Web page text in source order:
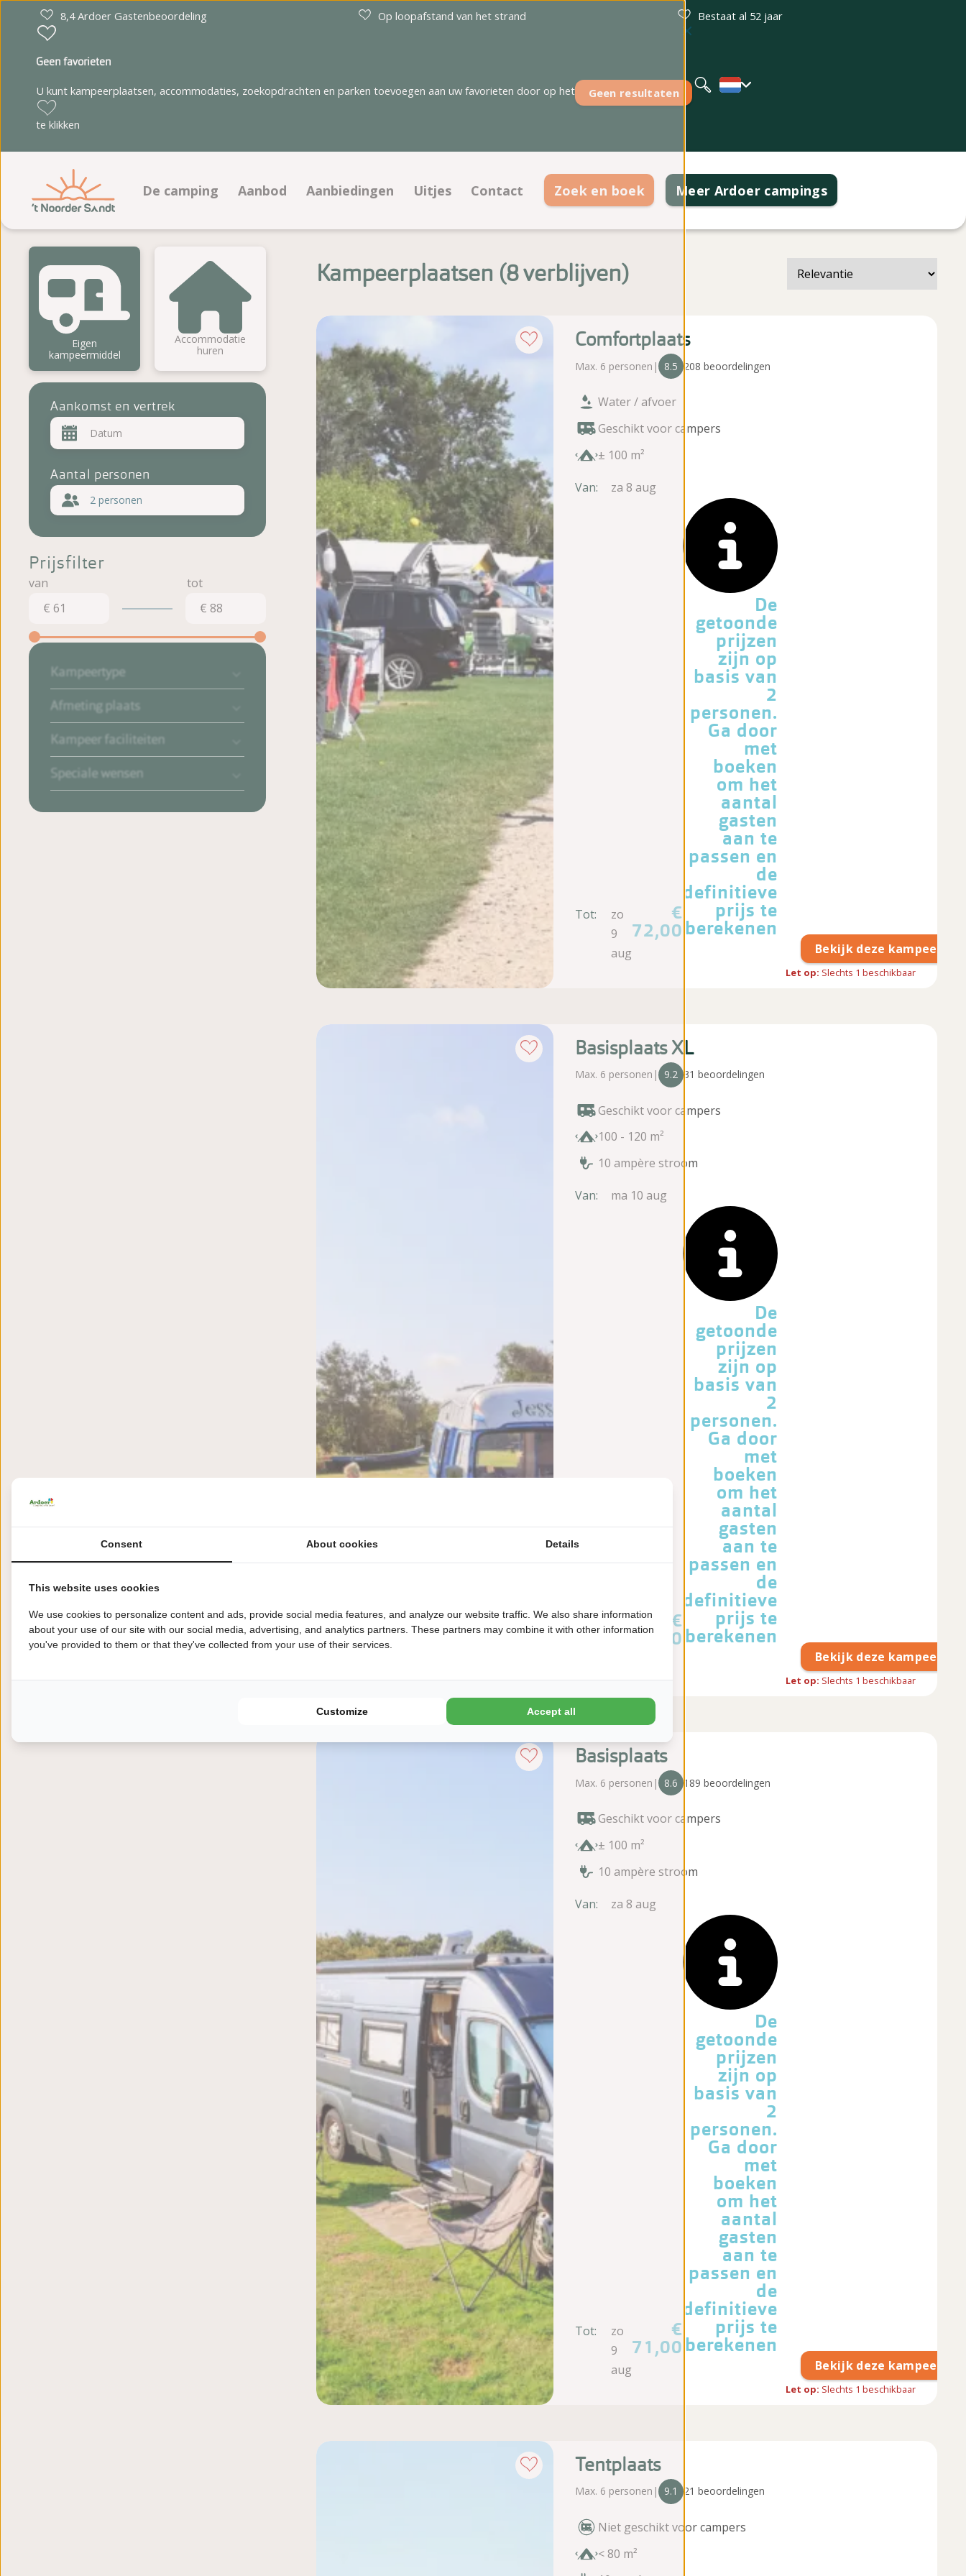
8,4 Ardoer Gastenbeoordeling Op loopafstand van het strand Bestaat al 52 jaar
Geen resultaten
Geen favorieten
U kunt kampeerplaatsen, accommodaties, zoekopdrachten en parken toevoegen aan uw favorieten door op het
te klikken
English
De camping
Faciliteiten
Plattegrond
Fotoalbum
Beoordelingen
Aanbod
Kampeerplaatsen
Aanbiedingen
Aanbiedingen kampeerplaatsen
Uitjes Contact
Contactinformatie
Ontmoet het team
Zoek en boek Meer Ardoer campings
Eigen
kampeermiddel
Accommodatie
huren
Aankomst en vertrek
Aantal personen
2 personen
Prijsfilter
€ 61 € 88
Kampeertype
Afmeting plaats
Kampeer faciliteiten
Speciale wensen
Kampeerplaatsen ( verblijven)
Comfortplaats
Max. 6 personen | 8.5 208 beoordelingen
Water / afvoer
Geschikt voor campers
± 100 m²
Van: za 8 aug
Tot:
zo
9
aug
€
72,00
De
getoonde
prijzen
zijn op
basis van
2
personen.
Ga door
met
boeken
om het
aantal
gasten
aan te
passen en
de
definitieve
prijs te
berekenen
Bekijk deze
Let op: Slechts 1 beschikbaar
Basisplaats XL
Max. 6 personen | 9.2 31 beoordelingen
Geschikt voor campers
100 - 120 m²
10 ampère stroom
Van: ma 10 aug
Tot:
di
€
72,00
De
getoonde
prijzen
zijn op
basis van
2
personen.
Ga door
met
boeken
om het
aantal
gasten
aan te
passen en
de
definitieve
prijs te
berekenen
Bekijk deze
Let op: Slechts 1 beschikbaar
Basisplaats
Max. 6 personen | 8.6 189 beoordelingen
Geschikt voor campers
± 100 m²
10 ampère stroom
Van: za 8 aug
Tot:
zo
9
aug
€
71,00
De
getoonde
prijzen
zijn op
basis van
2
personen.
Ga door
met
boeken
om het
aantal
gasten
aan te
passen en
de
definitieve
prijs te
berekenen
Bekijk deze
Let op: Slechts 1 beschikbaar
Tentplaats
Max. 6 personen | 9.1 21 beoordelingen
Niet geschikt voor campers
< 80 m²
Consent About cookies Details
This website uses cookies
We use cookies to personalize content and ads, provide social media features, and analyze our website traffic. We also share information
about your use of our site with our social media, advertising, and analytics partners. These partners may combine it with other information
you've provided to them or that they've collected from your use of their services.
Customize Accept all